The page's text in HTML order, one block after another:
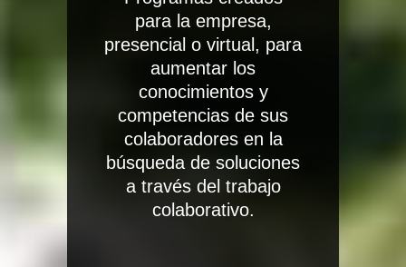
para la empresa,
presencial o virtual, para
aumentar los
conocimientos y
competencias de sus
colaboradores en la
búsqueda de soluciones
a través del trabajo
colaborativo.